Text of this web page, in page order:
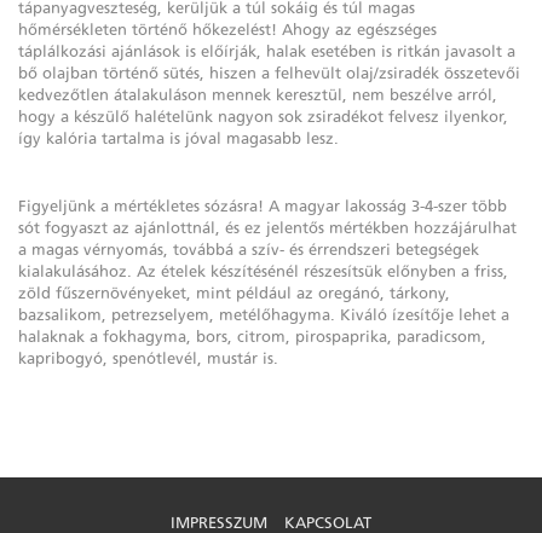
tápanyagveszteség, kerüljük a túl sokáig és túl magas
hőmérsékleten történő hőkezelést! Ahogy az egészséges
táplálkozási ajánlások is előírják, halak esetében is ritkán javasolt a
bő olajban történő sütés, hiszen a felhevült olaj/zsiradék összetevői
kedvezőtlen átalakuláson mennek keresztül, nem beszélve arról,
hogy a készülő halételünk nagyon sok zsiradékot felvesz ilyenkor,
így kalória tartalma is jóval magasabb lesz.
Figyeljünk a mértékletes sózásra! A magyar lakosság 3-4-szer több
sót fogyaszt az ajánlottnál, és ez jelentős mértékben hozzájárulhat
a magas vérnyomás, továbbá a szív- és érrendszeri betegségek
kialakulásához. Az ételek készítésénél részesítsük előnyben a friss,
zöld fűszernövényeket, mint például az oregánó, tárkony,
bazsalikom, petrezselyem, metélőhagyma. Kiváló ízesítője lehet a
halaknak a fokhagyma, bors, citrom, pirospaprika, paradicsom,
kapribogyó, spenótlevél, mustár is.
IMPRESSZUM KAPCSOLAT